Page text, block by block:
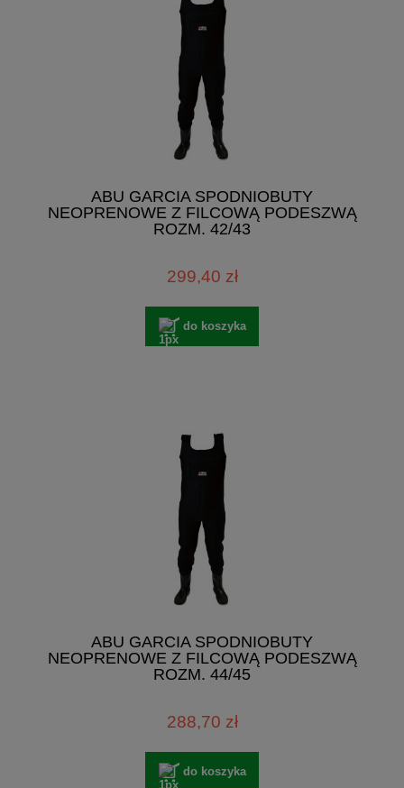
ABU GARCIA SPODNIOBUTY
NEOPRENOWE Z FILCOWĄ PODESZWĄ
ROZM. 42/43
299,40 zł
do koszyka
ABU GARCIA SPODNIOBUTY
NEOPRENOWE Z FILCOWĄ PODESZWĄ
ROZM. 44/45
288,70 zł
do koszyka